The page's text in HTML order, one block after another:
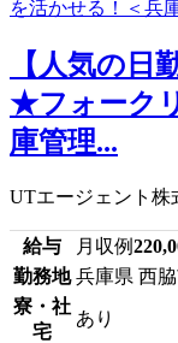
【人気の日
★フォーク
庫管理...
UTエージェント株
給与 月収例
勤務地 兵庫県 西
寮・社
宅
あり